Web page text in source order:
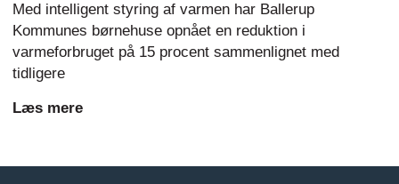
Med intelligent styring af varmen har Ballerup
Kommunes børnehuse opnået en reduktion i
varmeforbruget på 15 procent sammenlignet med
tidligere
Læs mere